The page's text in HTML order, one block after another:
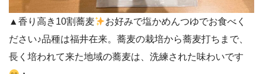
▲香り高き10割蕎麦
お好みで塩かめんつゆでお食べく
ださい♪品種は福井在来。蕎麦の栽培から蕎麦打ちまで、
長く培われて来た地域の蕎麦は、洗練された味わいです